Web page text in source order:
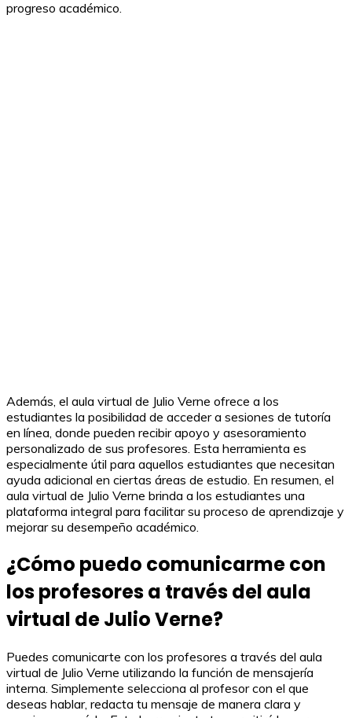
progreso académico.
Además, el aula virtual de Julio Verne ofrece a los
estudiantes la posibilidad de acceder a sesiones de tutoría
en línea, donde pueden recibir apoyo y asesoramiento
personalizado de sus profesores. Esta herramienta es
especialmente útil para aquellos estudiantes que necesitan
ayuda adicional en ciertas áreas de estudio. En resumen, el
aula virtual de Julio Verne brinda a los estudiantes una
plataforma integral para facilitar su proceso de aprendizaje y
mejorar su desempeño académico.
¿Cómo puedo comunicarme con
los profesores a través del aula
virtual de Julio Verne?
Puedes comunicarte con los profesores a través del aula
virtual de Julio Verne utilizando la función de mensajería
interna. Simplemente selecciona al profesor con el que
deseas hablar, redacta tu mensaje de manera clara y